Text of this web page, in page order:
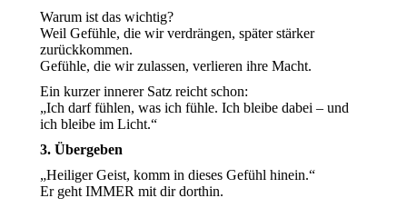
Warum ist das wichtig?
Weil Gefühle, die wir verdrängen, später stärker
zurückkommen.
Gefühle, die wir zulassen, verlieren ihre Macht.
Ein kurzer innerer Satz reicht schon:
„Ich darf fühlen, was ich fühle. Ich bleibe dabei – und
ich bleibe im Licht.“
3. Übergeben
„Heiliger Geist, komm in dieses Gefühl hinein.“
Er geht IMMER mit dir dorthin.